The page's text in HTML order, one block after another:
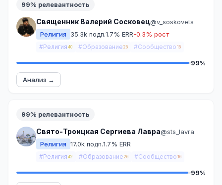
99% релевантность
Священник Валерий Сосковец@v_soskovets
Религия
35.3k подп.1.7% ERR-0.3% рост
#Религия 40 #Образование 25 #Сообщество 15
99%
Анализ →
99% релевантность
Свято-Троицкая Сергиева Лавра@sts_lavra
Религия 17.0k подп.1.7% ERR
#Религия 42 #Образование 26 #Сообщество 16
99%